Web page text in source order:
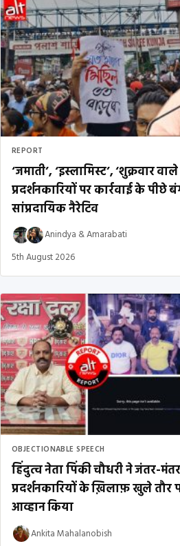
REPORT
‘जमाती’, ‘इस्लामिस्ट’, ‘शुक्रवार
प्रदर्शनकारियों पर कार्रवाई के पीछे
सांप्रदायिक नैरेटिव
Anindya &Amarabati
5th August 2026
OBJECTIONABLE SPEECH
हिंदुत्व नेता पिंकी चौधरी ने जंतर-
प्रदर्शनकारियों के ख़िलाफ़ खुले तौर
आव्हान किया
Ankita Mahalanobish